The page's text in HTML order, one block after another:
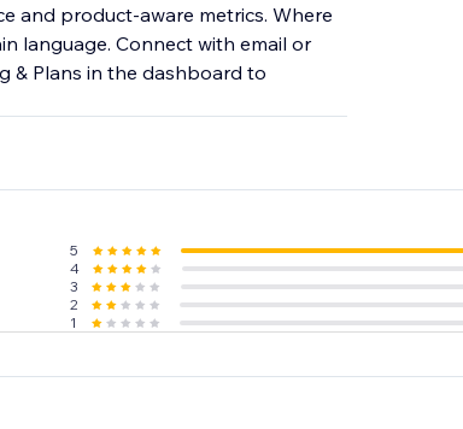
and product-aware metrics. Where
language. Connect with email or
& Plans in the dashboard to
5
4
3
2
1